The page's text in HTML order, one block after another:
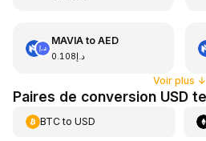
MAVIAto AED
د.إ0.108
Voir plus ↓
Paires de conversion USD
BTCto USD